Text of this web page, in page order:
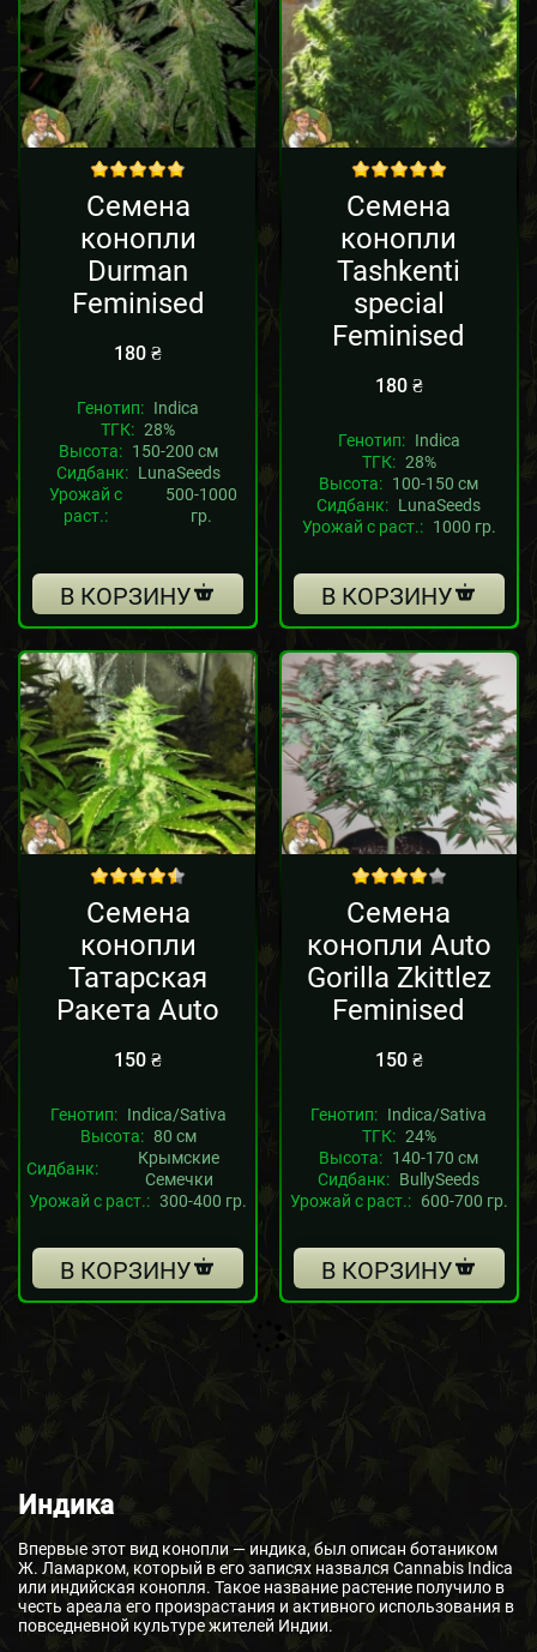
Семена
конопли
Durman
Feminised
180₴
Генотип: Indica
ТГК: 28%
Высота: 150-200 см
Сидбанк: LunaSeeds
Урожай с
раст.:
500-1000
гр.
В КОРЗИНУ
Семена
конопли
Tashkenti
special
Feminised
180 ₴
Генотип: Indica
ТГК: 28%
Высота: 100-150 см
Сидбанк: LunaSeeds
Урожай с раст.: 1000 гр.
В КОРЗИНУ
Семена
конопли
Татарская
Ракета Auto
150₴
Генотип: Indica/Sativa
Высота: 80 см
Сидбанк:
Крымские
Семечки
Урожай с раст.: 300-400 гр.
В КОРЗИНУ
Семена
конопли Auto
Gorilla Zkittlez
Feminised
150 ₴
Генотип: Indica/Sativa
ТГК: 24%
Высота: 140-170 см
Сидбанк: BullySeeds
Урожай с раст.: 600-700 гр.
В КОРЗИНУ
Индика
Впервые этот вид конопли — индика, был описан ботаником
Ж. Ламарком, который в его записях назвался Cannabis Indica
или индийская конопля. Такое название растение получило в
честь ареала его произрастания и активного использования в
повседневной культуре жителей Индии.